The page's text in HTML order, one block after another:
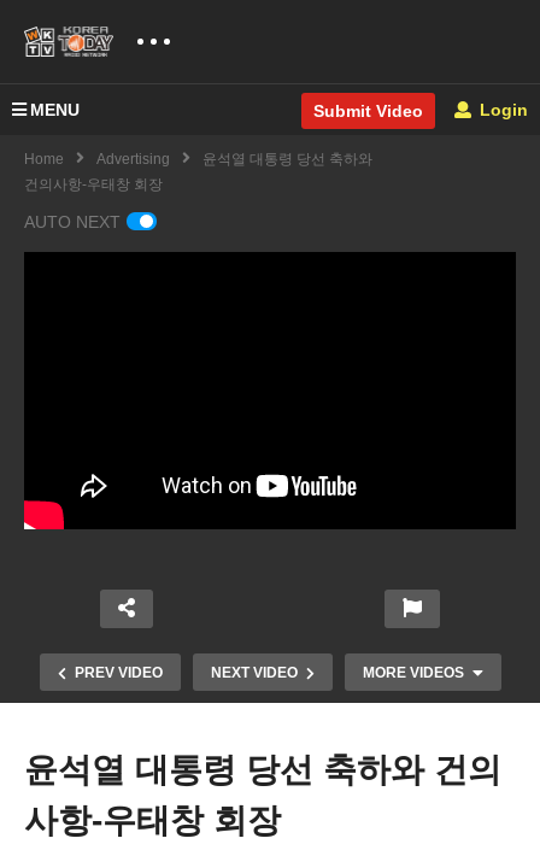
MENU Submit Video Login
Home Advertising
윤석열 대통령 당선 축하와
건의사항-우태창 회장
AUTO NEXT
PREV VIDEO NEXT VIDEO MORE VIDEOS
윤석열 대통령 당선 축하와 건의
사항-우태창 회장